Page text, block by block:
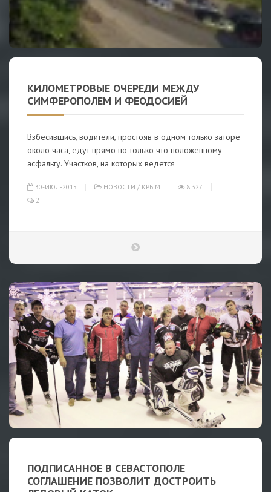
КИЛОМЕТРОВЫЕ ОЧЕРЕДИ МЕЖДУ
СИМФЕРОПОЛЕМ И ФЕОДОСИЕЙ
Взбесившись, водители, простояв в одном только заторе
около часа, едут прямо по только что положенному
асфальту. Участков, на которых ведется
30-ИЮЛ-2015 НОВОСТИ / КРЫМ
8 327
2
ПОДПИСАННОЕ В СЕВАСТОПОЛЕ
СОГЛАШЕНИЕ ПОЗВОЛИТ ДОСТРОИТЬ